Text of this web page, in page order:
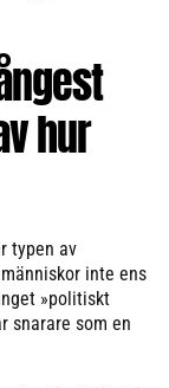
hur
typen av
inte ens
»politiskt
snarare som en